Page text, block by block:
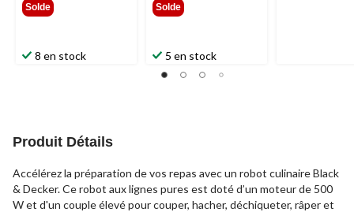
Solde
8 en stock
Solde
5 en stock
Produit Détails
Accélérez la préparation de vos repas avec un robot culinaire Black
& Decker. Ce robot aux lignes pures est doté d’un moteur de 500
W et d'un couple élevé pour couper, hacher, déchiqueter, râper et